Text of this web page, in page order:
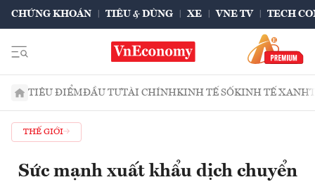
CHỨNG KHOÁN TIÊU & DÙNG XE VNE TV TECH
TIÊU ĐIỂMĐẦU TƯTÀI CHÍNHKINH TẾ SỐKINH TẾ XANH
THẾ GIỚI
Sức mạnh xuất khẩu dịch chuyển